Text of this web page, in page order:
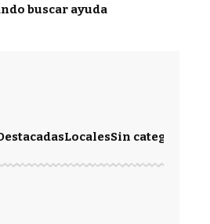
buscar ayuda
LocalesSin categoría